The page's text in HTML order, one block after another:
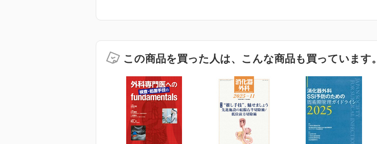
この商品を買った人は、こんな商品も買っています。